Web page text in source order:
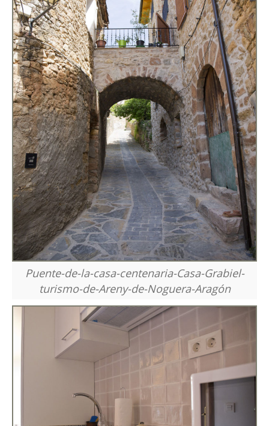
Puente-de-la-casa-centenaria-Casa-Grabiel-
turismo-de-Areny-de-Noguera-Aragón